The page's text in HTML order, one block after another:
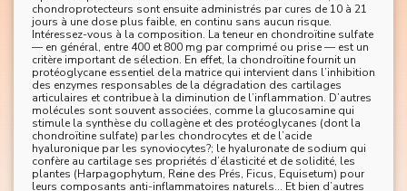
chondroprotecteurs sont ensuite administrés par cures de 10 à 21
jours à une dose plus faible, en continu sans aucun risque.
Intéressez-vous à la composition. La teneur en chondroïtine sulfate
— en général, entre 400 et 800 mg par comprimé ou prise — est un
critère important de sélection. En effet, la chondroïtine fournit un
protéoglycane essentiel de la matrice qui intervient dans l’inhibition
des enzymes responsables de la dégradation des cartilages
articulaires et contribue à la diminution de l’inflammation. D’autres
molécules sont souvent associées, comme la glucosamine qui
stimule la synthèse du collagène et des protéoglycanes (dont la
chondroïtine sulfate) par les chondrocytes et de l’acide
hyaluronique par les synoviocytes?; le hyaluronate de sodium qui
confère au cartilage ses propriétés d’élasticité et de solidité, les
plantes (Harpagophytum, Reine des Prés, Ficus, Equisetum) pour
leurs composants anti-inflammatoires naturels… Et bien d’autres